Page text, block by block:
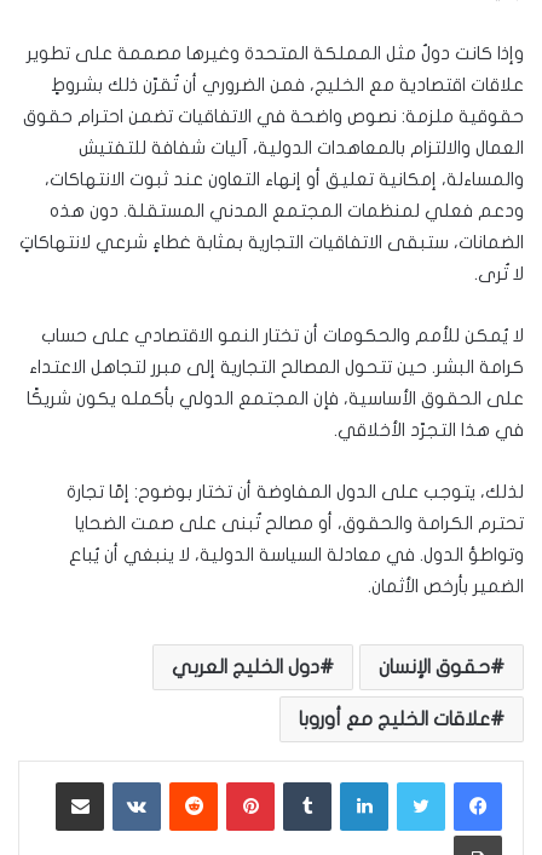
وإذا كانت دولٌ مثل المملكة المتحدة وغيرها مصممة على تطوير
علاقات اقتصادية مع الخليج، فمن الضروري أن تُقرّن ذلك بشروطٍ
حقوقية ملزمة: نصوص واضحة في الاتفاقيات تضمن احترام حقوق
العمال والالتزام بالمعاهدات الدولية، آليات شفافة للتفتيش
والمساءلة، إمكانية تعليق أو إنهاء التعاون عند ثبوت الانتهاكات،
ودعم فعلي لمنظمات المجتمع المدني المستقلة. دون هذه
الضمانات، ستبقى الاتفاقيات التجارية بمثابة غطاءٍ شرعي لانتهاكاتٍ
لا تُرى.
لا يُمكن للأمم والحكومات أن تختار النمو الاقتصادي على حساب
كرامة البشر. حين تتحول المصالح التجارية إلى مبرر لتجاهل الاعتداء
على الحقوق الأساسية، فإن المجتمع الدولي بأكمله يكون شريكًا
في هذا التجرّد الأخلاقي.
لذلك، يتوجب على الدول المفاوضة أن تختار بوضوح: إمّا تجارة
تحترم الكرامة والحقوق، أو مصالح تُبنى على صمت الضحايا
وتواطؤ الدول. في معادلة السياسة الدولية، لا ينبغي أن يُباع
الضمير بأرخص الأثمان.
حقوق الإنسان دول الخليج العربي
علاقات الخليج مع أوروبا
لينكدإن بينتيريست مشاركة عبر البريد
طباعة